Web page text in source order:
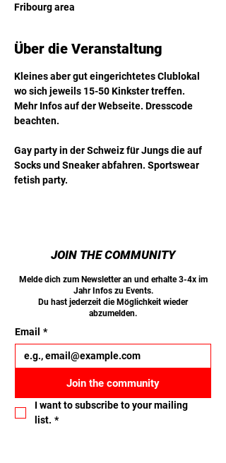
Fribourg area
Über die Veranstaltung
Kleines aber gut eingerichtetes Clublokal
wo sich jeweils 15-50 Kinkster treffen.
Mehr Infos auf der Webseite. Dresscode
beachten.
Gay party in der Schweiz für Jungs die auf
Socks und Sneaker abfahren. Sportswear
fetish party.
JOIN THE COMMUNITY
Melde dich zum Newsletter an und erhalte 3-4x im
Jahr Infos zu Events.
Du hast jederzeit die Möglichkeit wieder
abzumelden.
Email *
Join the community
I want to subscribe to your mailing
list. *